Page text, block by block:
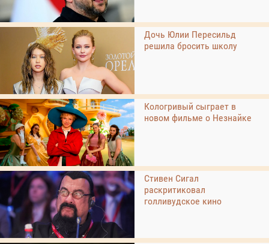
Дочь Юлии Пересильд
решила бросить школу
Кологривый сыграет в
новом фильме о Незнайке
Стивен Сигал
раскритиковал
голливудское кино